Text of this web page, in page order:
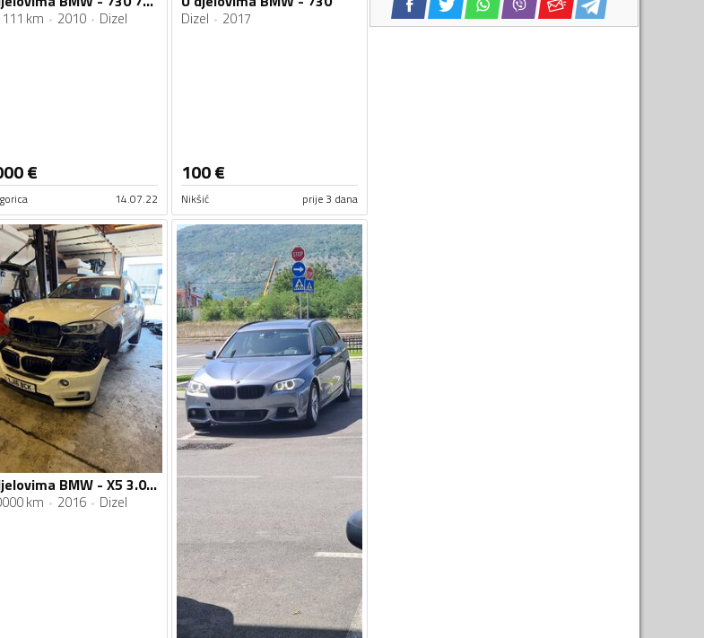
km 2010 Dizel
€
14.07.22
Dizel 2017
100€
Nikšić prije 3 dana
U djelovima BMW - X5 3.0 d
km 2016 Dizel